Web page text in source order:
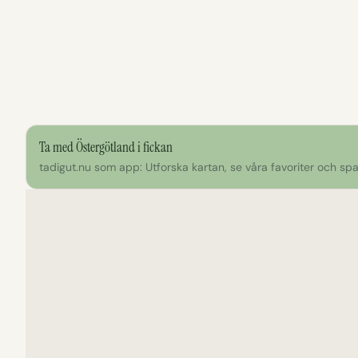
Ta med Östergötland i fickan
tadigut.nu som app: Utforska kartan, se våra favoriter och